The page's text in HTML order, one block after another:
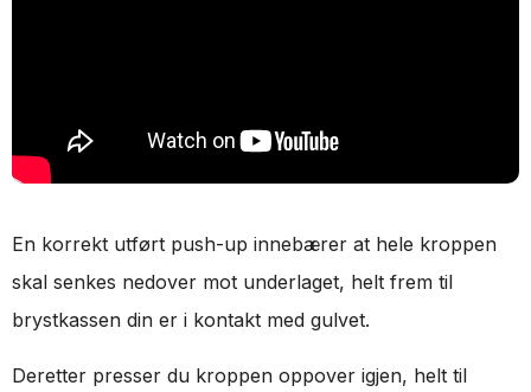
En korrekt utført push-up innebærer at hele kroppen
skal senkes nedover mot underlaget, helt frem til
brystkassen din er i kontakt med gulvet.
Deretter presser du kroppen oppover igjen, helt til